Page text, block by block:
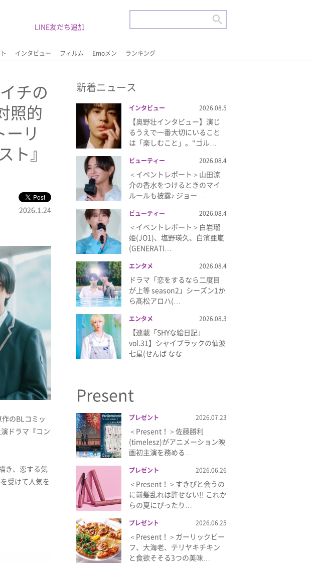
インタビュー フィルム Emoメン ランキング
LINE友だち追加
チの
照的
リ
ト』
2026.1.24
のBLコミッ
ドラマ『コン
き、恋する気
受けて人気を
新着ニュース
インタビュー 2026.08.5
【奥野壮インタビュー】演じ
るうえで一番大切にいること
は「楽しむこと」。“ゴル…
ビューティー 2026.08.4
＜イベントレポート＞山田涼
介の香水をつけるときのマイ
ルールも披露♪ ジョー …
ビューティー 2026.08.4
＜イベントレポート＞白岩瑠
姫(JO1)、塩野瑛久、白濱亜嵐
(GENERATI…
エンタメ 2026.08.4
ドラマ「恋をするなら二度目
が上等 season2」シーズン1か
ら髙松アロハ(…
エンタメ 2026.08.3
【連載「SHYな絵日記」
vol.31】シャイブラックの仙波
七星(せんば なな…
Present
プレゼント 2026.07.23
＜Present！＞佐藤勝利
(timelesz)がアニメーション映
画初主演を務める…
プレゼント 2026.06.26
＜Present！＞すきぴと会うの
に前髪乱れは許せない!! これか
らの夏にぴったり…
プレゼント 2026.06.25
＜Present！＞ガーリックビー
フ、大海老、テリヤキチキン
と食欲そそる3つの美味…